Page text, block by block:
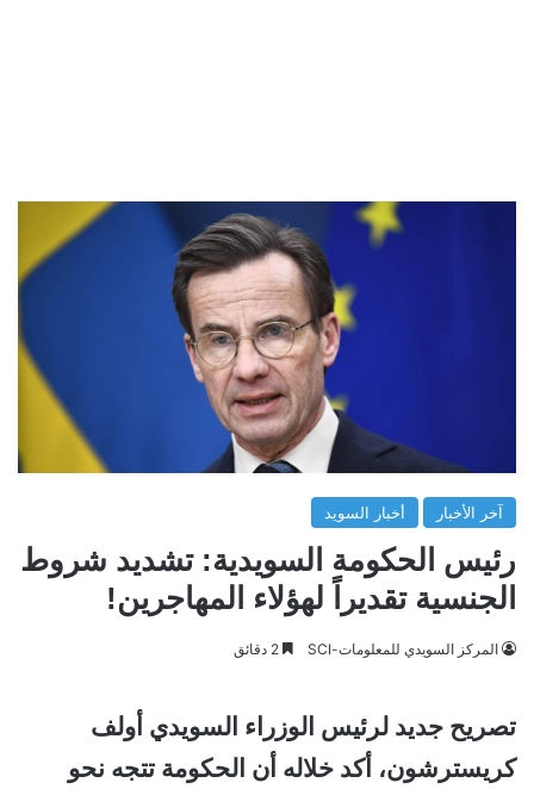
آخر الأخبار أخبار السويد
رئيس الحكومة السويدية: تشديد شروط
الجنسية تقديراً لهؤلاء المهاجرين!
المركز السويدي للمعلومات-SCI
تصريح جديد لرئيس الوزراء السويدي أولف
كريسترشون، أكد خلاله أن الحكومة تتجه نحو